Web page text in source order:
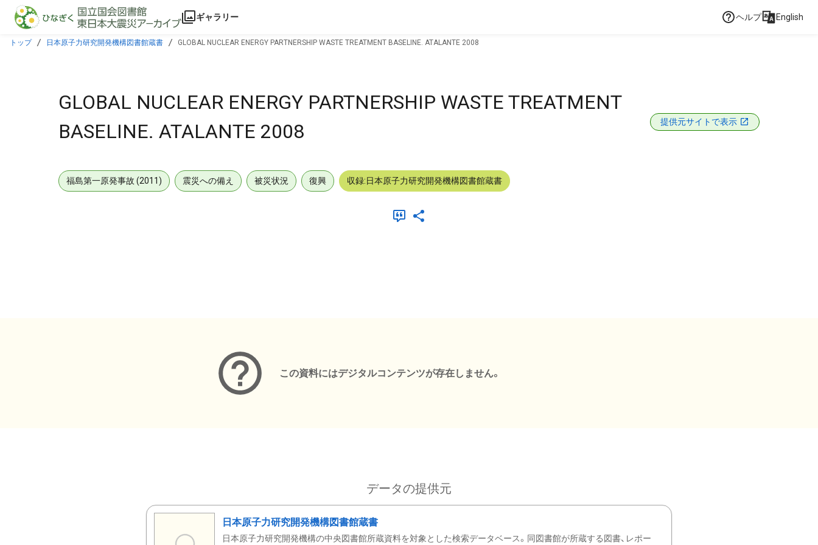
本文に飛ぶ
ギャラリー ヘルプ English
トップ 日本原子力研究開発機構図書館蔵書 GLOBAL NUCLEAR ENERGY PARTNERSHIP WASTE TREATMENT BASELINE. ATALANTE 2008
GLOBAL NUCLEAR ENERGY PARTNERSHIP WASTE TREATMENT
BASELINE. ATALANTE 2008
提供元サイトで表示
福島第一原発事故 (2011) 震災への備え 被災状況 復興 収録:日本原子力研究開発機構図書館蔵書
この資料にはデジタルコンテンツが存在しません。
データの提供元
日本原子力研究開発機構図書館蔵書
日本原子力研究開発機構の中央図書館所蔵資料を対象とした検索データベース。同図書館が所蔵する図書、レポー